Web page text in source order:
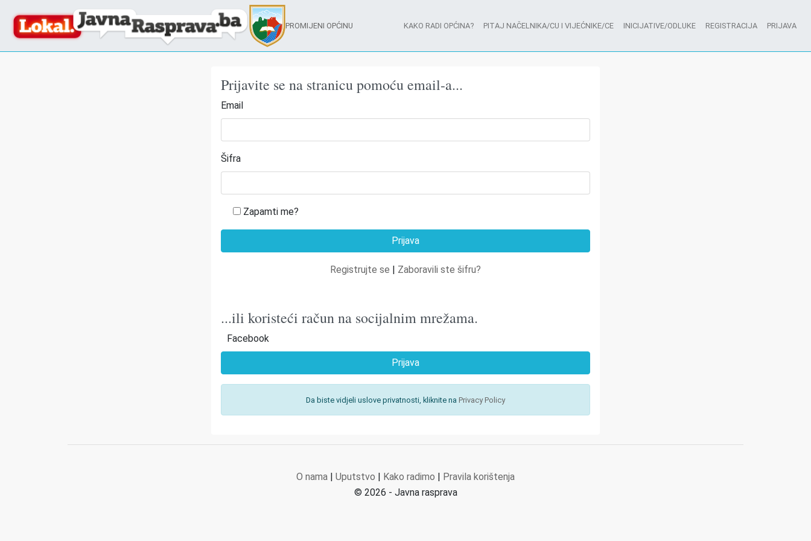
PROMIJENI OPĆINU KAKO RADI OPĆINA? PITAJ NAČELNIKA/CU I VIJEĆNIKE/CE INICIJATIVE/ODLUKE REGISTRACIJA PRIJAVA
Prijavite se na stranicu pomoću email-a...
Email
Šifra
Zapamti me?
Registrujte se | Zaboravili ste šifru?
...ili koristeći račun na socijalnim mrežama.
Facebook
Prijava
Da biste vidjeli uslove privatnosti, kliknite na Privacy Policy
O nama | Uputstvo | Kako radimo | Pravila korištenja
© 2026 - Javna rasprava